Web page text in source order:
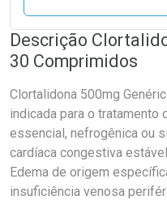
Descrição
30 Comprimidos
Clortalidona 500mg
indicada para o tratamento
essencial, nefrogênica ou
cardíaca congestiva
Edema de origem
insuficiência venosa